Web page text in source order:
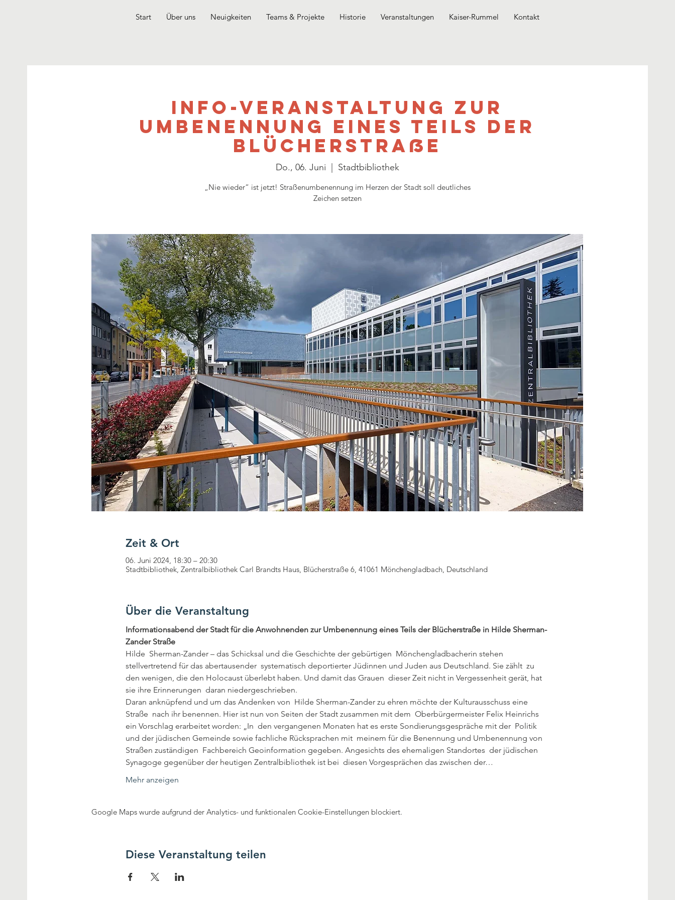
Start Über uns Neuigkeiten Teams & Projekte Historie Veranstaltungen Kaiser-Rummel Kontakt
Info-Veranstaltung zur
Umbenennung eines Teils der
Blücherstraße
Do., 06. Juni Stadtbibliothek
„Nie wieder“ ist jetzt! Straßenumbenennung im Herzen der Stadt soll deutliches
Zeichen setzen
Zeit & Ort
06. Juni 2024, 18:30 – 20:30
Stadtbibliothek, Zentralbibliothek Carl Brandts Haus, Blücherstraße 6, 41061 Mönchengladbach, Deutschland
Über die Veranstaltung
Informationsabend der Stadt für die Anwohnenden zur Umbenennung eines Teils der Blücherstraße in Hilde Sherman-
Zander Straße
Hilde  Sherman-Zander – das Schicksal und die Geschichte der gebürtigen  Mönchengladbacherin stehen
stellvertretend für das abertausender  systematisch deportierter Jüdinnen und Juden aus Deutschland. Sie zählt  zu
den wenigen, die den Holocaust überlebt haben. Und damit das Grauen  dieser Zeit nicht in Vergessenheit gerät, hat
sie ihre Erinnerungen  daran niedergeschrieben.
Daran anknüpfend und um das Andenken von  Hilde Sherman-Zander zu ehren möchte der Kulturausschuss eine
Straße  nach ihr benennen. Hier ist nun von Seiten der Stadt zusammen mit dem  Oberbürgermeister Felix Heinrichs
ein Vorschlag erarbeitet worden: „In  den vergangenen Monaten hat es erste Sondierungsgespräche mit der  Politik
und der jüdischen Gemeinde sowie fachliche Rücksprachen mit  meinem für die Benennung und Umbenennung von
Straßen zuständigen  Fachbereich Geoinformation gegeben. Angesichts des ehemaligen Standortes  der jüdischen
Synagoge gegenüber der heutigen Zentralbibliothek ist bei  diesen Vorgesprächen das zwischen der…
Mehr anzeigen
Google Maps wurde aufgrund der Analytics- und funktionalen Cookie-Einstellungen blockiert.
Diese Veranstaltung teilen